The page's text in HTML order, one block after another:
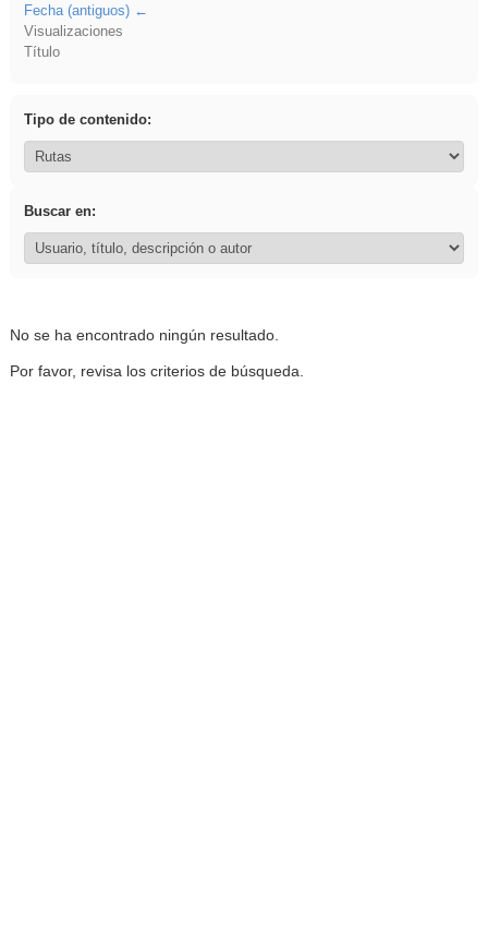
Fecha (antiguos)
Visualizaciones
Título
Tipo de contenido:
Buscar en:
No se ha encontrado ningún resultado.
Por favor, revisa los criterios de búsqueda.